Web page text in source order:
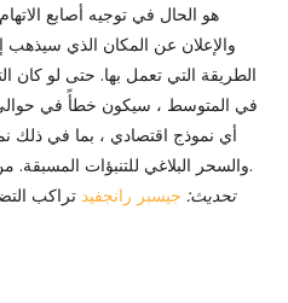
هو الحال في توجيه أصابع
والإعلان عن المكان الذي سيذهب
الطريقة التي تعمل بها. حتى لو كان
في المتوسط ​​، سيكون خطأً في
أي نموذج اقتصادي ، بما في ذلك
والسحر البلاغي للتنبؤات المسبقة. من ناحية أخرى ، يضيفون ثقلًا للأدلة.
تحديث: جيسبر رانجفيد تراكب